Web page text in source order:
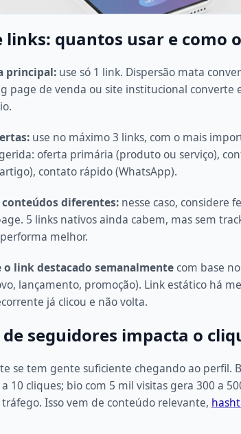
links: quantos usar e como
principal: use só 1 link. Dispersão mata
page de venda ou site institucional converte
use no máximo 3 links, com o mais
oferta primária (produto ou serviço),
contato rápido (WhatsApp).
diferentes: nesse caso, considere
5 links nativos ainda cabem, mas sem
melhor.
o link destacado semanalmente com base
lançamento, promoção). Link estático há
já clicou e não volta.
de seguidores impacta o
se tem gente suficiente chegando ao perfil.
10 cliques; bio com 5 mil visitas gera 300 a
Isso vem de conteúdo relevante,